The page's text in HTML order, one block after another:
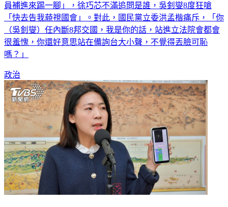
員補進來踢一腳」，徐巧芯不滿追問是誰，吳釗燮8度狂嗆
「快去告我藐視國會」。對此，國民黨立委洪孟楷痛斥，「你
（吳釗燮）任內斷8邦交國，我是你的話，站進立法院會都會
很羞愧，你還好意思站在備詢台大小聲，不覺得丟臉可恥
嗎？」
政治